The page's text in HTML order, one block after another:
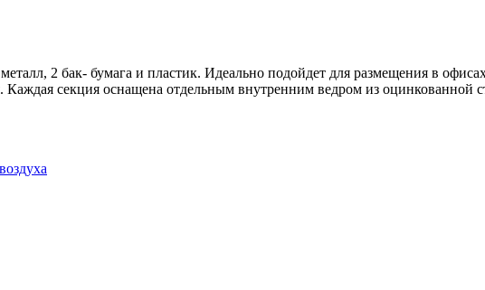
2 бак- бумага и пластик. Идеально подойдет для размещения в
секция оснащена отдельным внутренним ведром из оцинкованной